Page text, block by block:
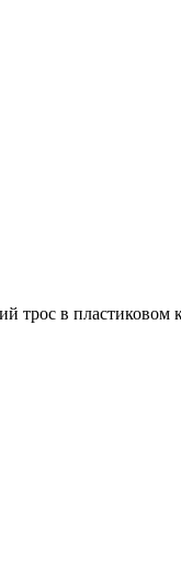
трос в пластиковом